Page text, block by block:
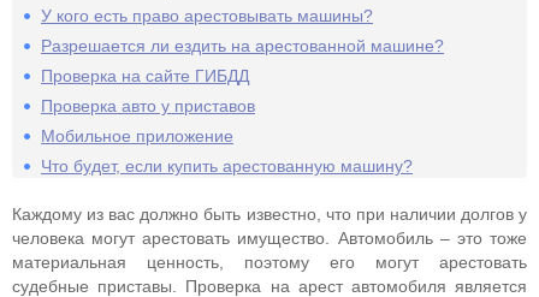
У кого есть право арестовывать машины?
Разрешается ли ездить на арестованной машине?
Проверка на сайте ГИБДД
Проверка авто у приставов
Мобильное приложение
Что будет, если купить арестованную машину?
Каждому из вас должно быть известно, что при наличии долгов у
человека могут арестовать имущество. Автомобиль – это тоже
материальная ценность, поэтому его могут арестовать
судебные приставы. Проверка на арест автомобиля является